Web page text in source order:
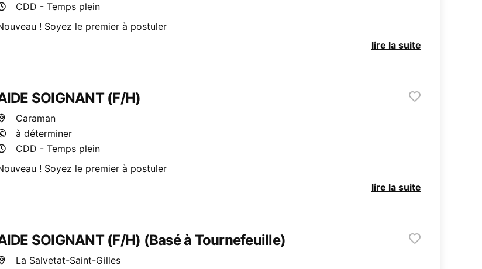
CDD - Temps plein
! Soyez le premier à postuler
lire la suite
SOIGNANT (F/H)
Caraman
à déterminer
CDD - Temps plein
! Soyez le premier à postuler
lire la suite
SOIGNANT (F/H) (Basé à Tournefeuille)
La Salvetat-Saint-Gilles